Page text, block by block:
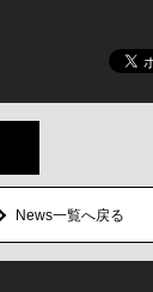
News一覧へ戻る